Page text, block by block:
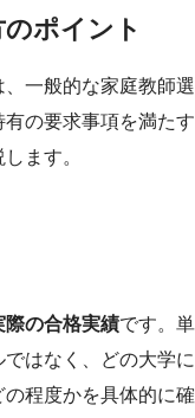
ポイント
一般的な家庭教師選
の要求事項を満たす
ます。
際の合格実績です。単
はなく、どの大学に
程度かを具体的に確